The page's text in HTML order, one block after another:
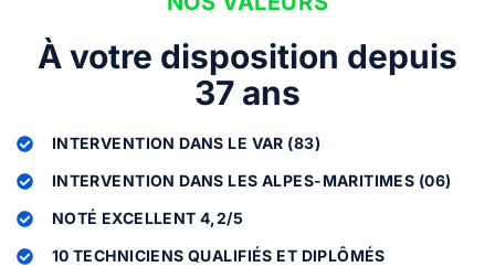
À votre disposition depuis
37 ans
INTERVENTION DANS LE VAR (83)
INTERVENTION DANS LES ALPES-MARITIMES (06)
NOTÉ EXCELLENT 4,2/5
10 TECHNICIENS QUALIFIÉS ET DIPLÔMÉS